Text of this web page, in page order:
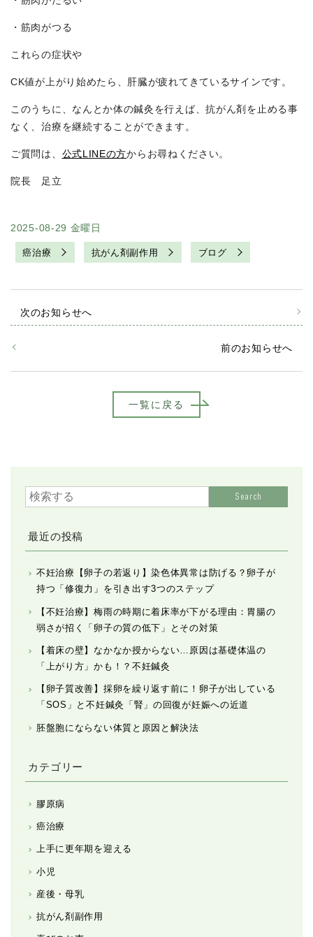
・筋肉がつる
これらの症状や
CK値が上がり始めたら、肝臓が疲れてきているサインです。
このうちに、なんとか体の鍼灸を行えば、抗がん剤を止める事
なく、治療を継続することができます。
ご質問は、 公式LINEの方からお尋ねください。
院長 足立
2025-08-29 金曜日
癌治療 抗がん剤副作用 ブログ
次のお知らせへ
前のお知らせへ
一覧に戻る
Search
最近の投稿
不妊治療【卵子の若返り】染色体異常は防げる？卵子が
持つ「修復力」を引き出す3つのステップ
【不妊治療】梅雨の時期に着床率が下がる理由：胃腸の
弱さが招く「卵子の質の低下」とその対策
【着床の壁】なかなか授からない…原因は基礎体温の
「上がり方」かも！？不妊鍼灸
【卵子質改善】採卵を繰り返す前に！卵子が出している
「SOS」と不妊鍼灸「腎」の回復が妊娠への近道
胚盤胞にならない体質と原因と解決法
カテゴリー
膠原病
癌治療
上手に更年期を迎える
小児
産後・母乳
抗がん剤副作用